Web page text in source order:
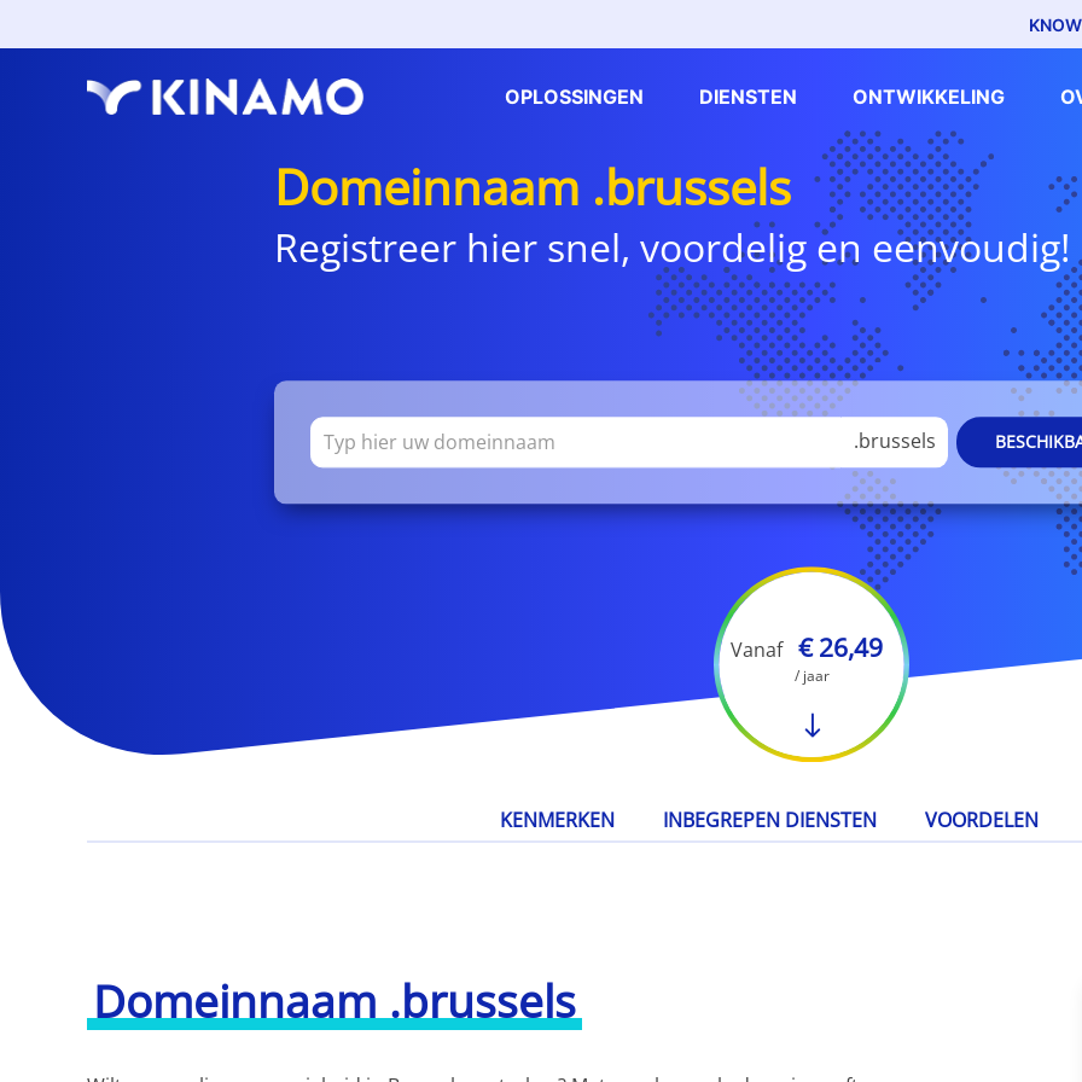
OPLOSSINGEN DIENSTEN ONTWIKKELING
Domeinnaam .brussels
Registreer hier snel, voordelig en eenvoudig!
.brussels
Vanaf € 26,49
/ jaar
KENMERKEN INBEGREPEN DIENSTEN VOORDELEN
Domeinnaam .brussels